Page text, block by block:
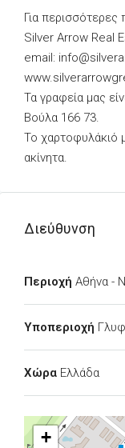
Για περισσότερες
Silver Arrow Real
email:
Τα γραφεία μας
Βούλα 166 73.
Το χαρτοφυλάκιό
ακίνητα.
Διεύθυνση
Περιοχή Αθήνα -
Υποπεριοχή
Χώρα Ελλάδα
+